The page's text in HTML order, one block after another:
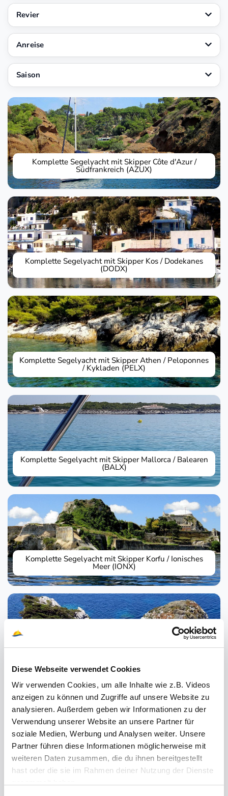
Diese Webseite verwendet Cookies
Wir verwenden Cookies, um alle Inhalte wie z.B. Videos
anzeigen zu können und Zugriffe auf unsere Website zu
analysieren. Außerdem geben wir Informationen zu der
Verwendung unserer Website an unsere Partner für
soziale Medien, Werbung und Analysen weiter. Unsere
Partner führen diese Informationen möglicherweise mit
weiteren Daten zusammen, die du ihnen bereitgestellt
hast oder die sie im Rahmen deiner Nutzung der Dienste
Revier
Anreise
Saison
Komplette Segelyacht mit Skipper Côte d'Azur /
Südfrankreich (AZUX)
Komplette Segelyacht mit Skipper Kos / Dodekanes
(DODX)
Komplette Segelyacht mit Skipper Athen / Peloponnes
/ Kykladen (PELX)
Komplette Segelyacht mit Skipper Mallorca / Balearen
(BALX)
Komplette Segelyacht mit Skipper Korfu / Ionisches
Meer (IONX)
Smeralda (SARX)
Komplette Segelyacht mit Skipper Amalfiküste / Capri
(NAPX)